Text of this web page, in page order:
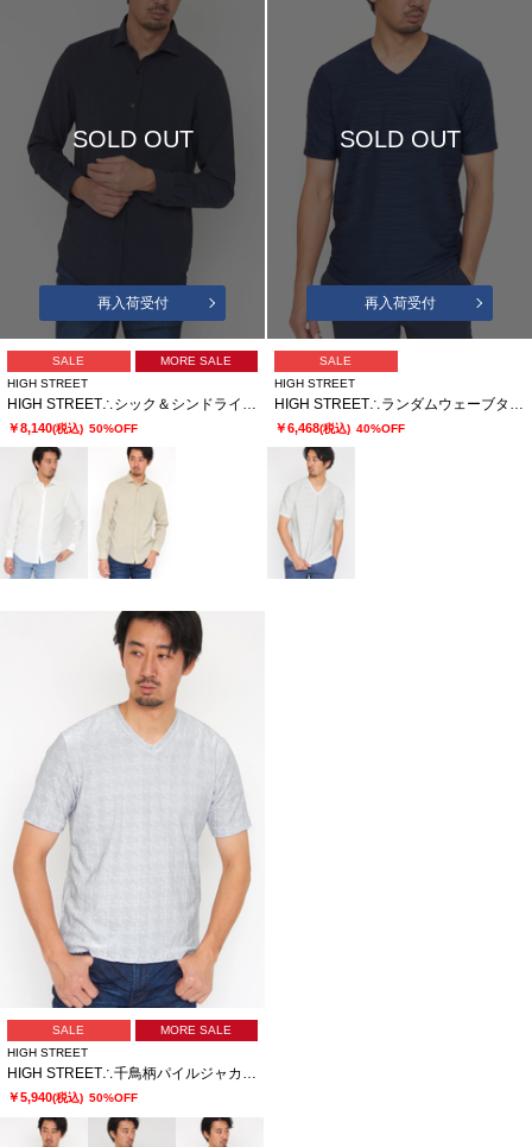
SOLD OUT
再入荷受付
SALE
MORE SALE
HIGH STREET
￥8,140(税込) 50%OFF
SOLD OUT
再入荷受付
SALE
HIGH STREET
￥6,468(税込) 40%OFF
SALE
MORE SALE
HIGH STREET
HIGH STREET∴千鳥柄パイルジャカードVネック半袖カットソー
￥5,940(税込) 50%OFF